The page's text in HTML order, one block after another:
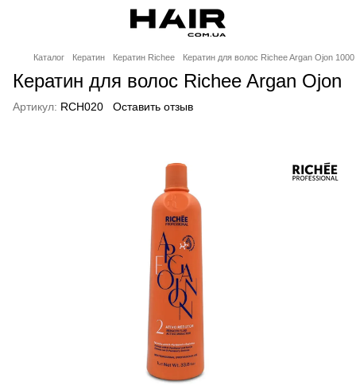
Каталог Кератин Кератин Richee Кератин для волос Richee Argan Ojon
Кератин для волос Richee Argan Ojon
Артикул: RCH020 Оставить отзыв